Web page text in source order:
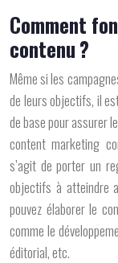
Comment
contenu ?
Même si les
de leurs objectifs, il
de base pour assurer
content marketing
s’agit de porter un
objectifs à atteindre
pouvez élaborer le
comme le
éditorial, etc.